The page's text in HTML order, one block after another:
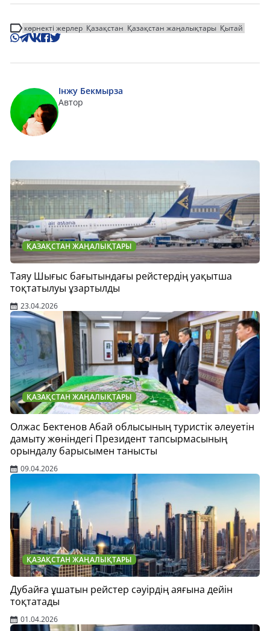
көрнекті жерлер Қазақстан Қазақстан жаңалықтары Қытай
Інжу Бекмырза
Автор
ҚАЗАҚСТАН ЖАҢАЛЫҚТАРЫ
Таяу Шығыс бағытындағы рейстердің уақытша
тоқтатылуы ұзартылды
23.04.2026
ҚАЗАҚСТАН ЖАҢАЛЫҚТАРЫ
Олжас Бектенов Абай облысының туристік әлеуетін
дамыту жөніндегі Президент тапсырмасының
орындалу барысымен танысты
09.04.2026
ҚАЗАҚСТАН ЖАҢАЛЫҚТАРЫ
Дубайға ұшатын рейстер сәуірдің аяғына дейін
тоқтатады
01.04.2026